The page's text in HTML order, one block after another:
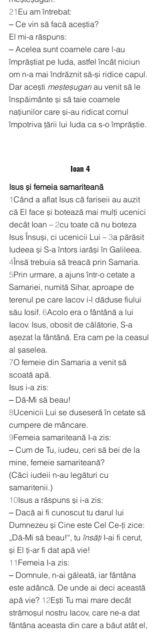
21 Eu am întrebat:
‒ Ce vin să facă aceștia?
El mi-a răspuns:
‒ Acelea sunt coarnele care l-au
împrăștiat pe Iuda, astfel încât niciun
om n-a mai îndrăznit să-și ridice capul.
Dar acești meșteșugari au venit să le
înspăimânte și să taie coarnele
națiunilor care și-au ridicat cornul
împotriva țării lui Iuda ca s-o împrăștie.
Ioan 4
Isus și femeia samariteană
1Când a aflat Isus că fariseii au auzit
că El face și botează mai mulți ucenici
decât Ioan – 2cu toate că nu boteza
Isus Însuși, ci ucenicii Lui – 3a părăsit
Iudeea și S-a întors iarăși în Galileea.
4Însă trebuia să treacă prin Samaria.
5Prin urmare, a ajuns într-o cetate a
Samariei, numită Sihar, aproape de
terenul pe care Iacov i-l dăduse fiului
său Iosif. 6Acolo era o fântână a lui
Iacov. Isus, obosit de călătorie, S-a
așezat la fântână. Era cam pe la ceasul
al șaselea.
7O femeie din Samaria a venit să
scoată apă.
Isus i-a zis:
‒ Dă-Mi să beau!
8Ucenicii Lui se duseseră în cetate să
cumpere de mâncare.
9Femeia samariteană I-a zis:
‒ Cum de Tu, iudeu, ceri să bei de la
mine, femeie samariteană?
(Căci iudeii n-au legături cu
samaritenii.)
10Isus a răspuns și i-a zis:
‒ Dacă ai fi cunoscut tu darul lui
Dumnezeu și Cine este Cel Ce-ți zice:
„Dă-Mi să beau!“, tu însăți I-ai fi cerut,
și El ți-ar fi dat apă vie!
11 Femeia I-a zis:
‒ Domnule, n-ai găleată, iar fântâna
este adâncă. De unde ai deci această
apă vie? 12Ești Tu mai mare decât
strămoșul nostru Iacov, care ne-a dat
fântâna aceasta din care a băut atât el,